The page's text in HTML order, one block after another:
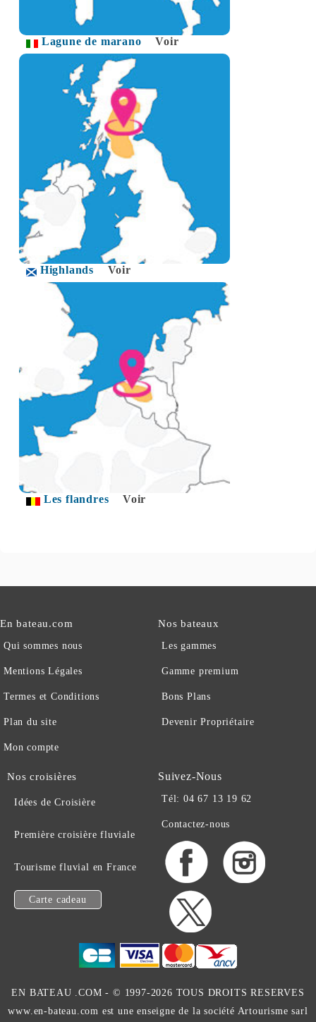
Lagune de marano Voir
Highlands Voir
Les flandres Voir
En bateau.com
Qui sommes nous
Mentions Légales
Termes et Conditions
Plan du site
Mon compte
Nos bateaux
Les gammes
Gamme premium
Bons Plans
Devenir Propriétaire
Nos croisières
Idées de Croisière
Première croisière fluviale
Tourisme fluvial en France
Carte cadeau
Suivez-Nous
Tél: 04 67 13 19 62
Contactez-nous
EN BATEAU .COM - © 1997-2026 TOUS DROITS RESERVES
www.en-bateau.com est une enseigne de la société Artourisme sarl